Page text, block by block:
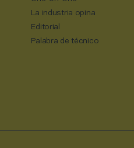
La industria opina
Editorial
Palabra de técnico